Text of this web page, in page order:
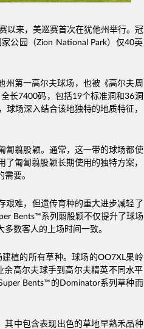
以来，美巡赛首次在犹他州举行。冠
公园（Zion National Park）仅40英
州第一高尔夫球场，也被《高尔夫周
长7400码，包括19个标准洞和36洞
球场深入结合该地独特的地质特征，
匐翦股颖。通常，这一带的球场都使
匍匐翦股颖长期使用的独特方案，
要。
艰难，但遗传育种的重大进步减轻了
Bents™系列翦股颖不仅提升了球场
数客人的上场时间一致。
植的所有草种。球场的OO7XL果岭
高尔夫球手到高尔夫精英不同水平
Bents™的Dominator系列草种而
其中包含表现出色的草地早熟禾品种